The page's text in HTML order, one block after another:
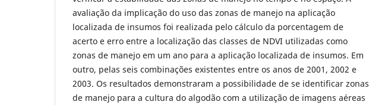
avaliação da implicação do uso das zonas de manejo na aplicação
localizada de insumos foi realizada pelo cálculo da porcentagem de
acerto e erro entre a localização das classes de NDVI utilizadas como
zonas de manejo em um ano para a aplicação localizada de insumos. Em
outro, pelas seis combinações existentes entre os anos de 2001, 2002 e
2003. Os resultados demonstraram a possibilidade de se identificar zonas
de manejo para a cultura do algodão com a utilização de imagens aéreas